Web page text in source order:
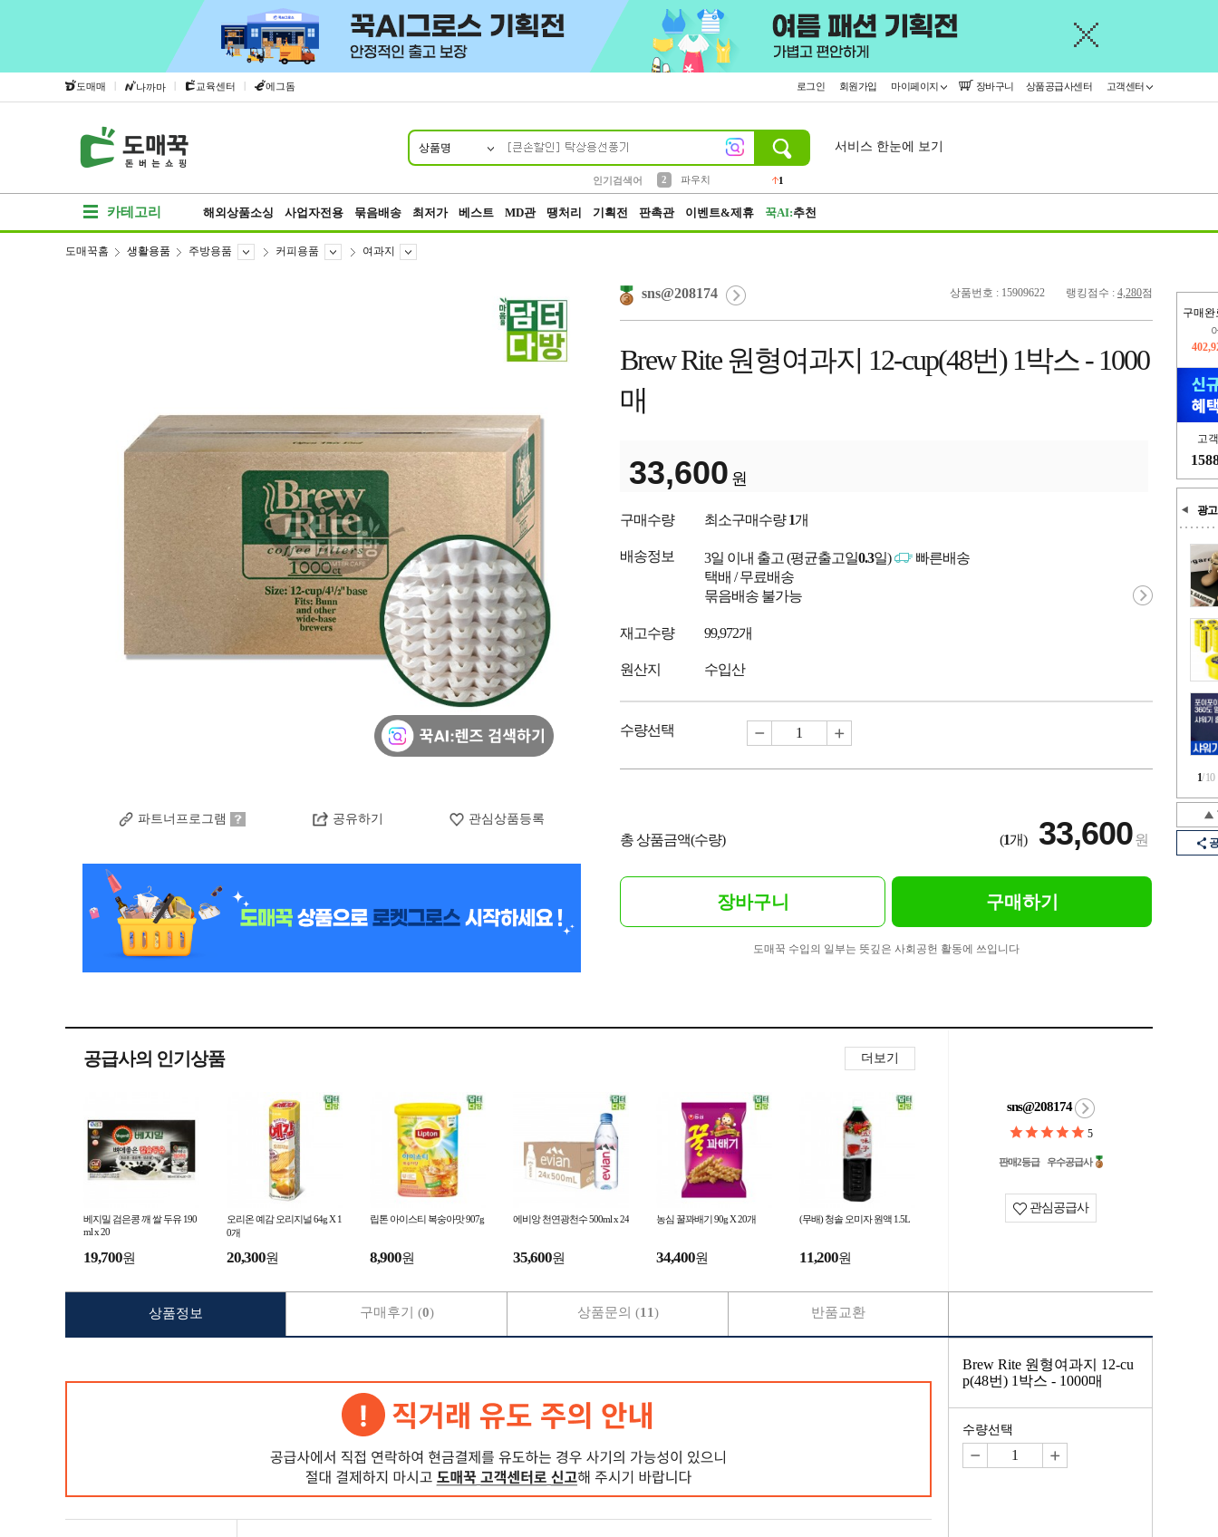
도매매 | 나까마 | 교육센터 | 에그돔 로그인 회원가입 마이페이지 장바구니 상품공급사센터 고객센터
상품명
인기검색어
2
파우치
1
서비스 한눈에 보기
카테고리 해외상품소싱 사업자전용 묶음배송 최저가 베스트 MD관 땡처리 기획전 판촉관 이벤트&제휴 꾹AI:추천
구매완
오
고
광고
1/10
도매꾹홈 생활용품 주방용품 커피용품 여과지
파트너프로그램 공유하기 관심상품등록
상품번호 : 15909622 랭킹점수 : 4,280점
sns@208174
Brew Rite 원형여과지 12-cup(48번) 1박스 - 1000
매
33,600 원
구매수량 최소구매수량1개
배송정보 3일 이내 출고 (평균출고일0.3일)
빠른배송
택배 / 무료배송
묶음배송 불가능
재고수량 99,972개
원산지 수입산
수량선택
총 상품금액(수량) (1개) 33,600원
장바구니 구매하기
도매꾹 수입의 일부는 뜻깊은 사회공헌 활동에 쓰입니다
공급사의 인기상품 더보기
베지밀 검은콩 깨 쌀 두유 190
ml x 20
19,700원
오리온 예감 오리지널 64g X 1
0개
20,300원
립톤 아이스티 복숭아맛 907g
8,900원
에비앙 천연광천수 500ml x 24
35,600원
농심 꿀꽈배기 90g X 20개
34,400원
(무배) 청솔 오미자 원액 1.5L
11,200원
sns@208174
5
판매2등급 우수공급사
관심공급사
상품정보 구매후기 (0) 상품문의 (11) 반품교환
Brew Rite 원형여과지 12-cu
p(48번) 1박스 - 1000매
수량선택